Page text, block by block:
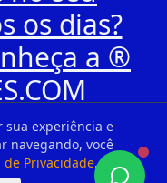
sua experiência e
navegando, você
de Privacidade.
os dias?
a ®